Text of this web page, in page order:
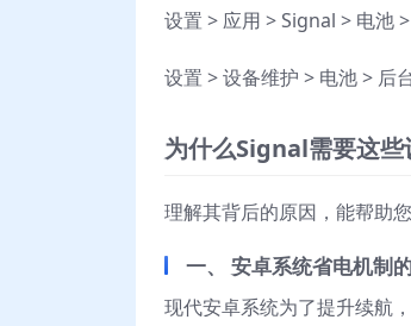
设置 > 应用 > Signal > 电池
设置 > 设备维护 > 电池 > 后
为什么Signal需要这些
理解其背后的原因，能帮助
一、 安卓系统省电机制
现代安卓系统为了提升续航